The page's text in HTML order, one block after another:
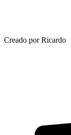
Creado por Ricardo